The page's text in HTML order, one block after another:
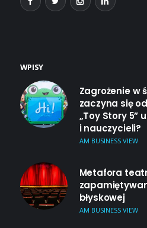
WPISY
Zagrożenie w
zaczyna się
„Toy Story 5”
i nauczycieli?
AM BUSINESS VIEW
Metafora
błyskowej
AM BUSINESS VIEW